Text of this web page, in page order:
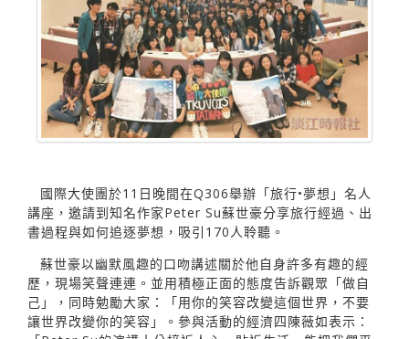
國際大使團於11日晚間在Q306舉辦「旅行•夢想」名人
講座，邀請到知名作家Peter Su蘇世豪分享旅行經過、出
書過程與如何追逐夢想，吸引170人聆聽。
蘇世豪以幽默風趣的口吻講述關於他自身許多有趣的經
歷，現場笑聲連連。並用積極正面的態度告訴觀眾「做自
己」，同時勉勵大家：「用你的笑容改變這個世界，不要
讓世界改變你的笑容」。參與活動的經濟四陳薇如表示：